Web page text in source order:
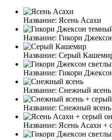
Название: Ясень Асахи
Название: Гикори
Название: Серый
Название: Гикори
Название: Снежный ясень
Название: Снежный
Название: Ясень Асахи +